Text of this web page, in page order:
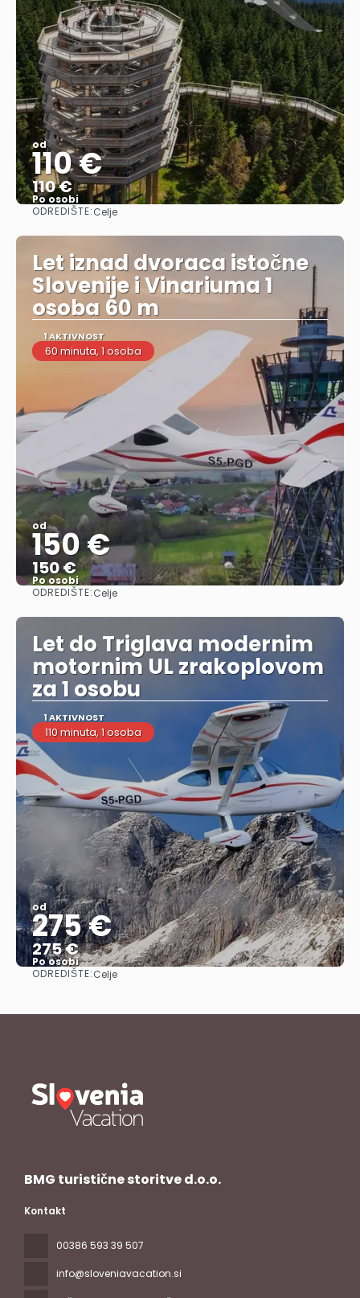
od
110 €
110 €
Po osobi
ODREDIŠTE:Celje
Let iznad dvoraca istočne
Slovenije i Vinariuma 1
osoba 60 m
1 AKTIVNOST
60 minuta, 1 osoba
od
150 €
150 €
Po osobi
ODREDIŠTE:Celje
Let do Triglava modernim
motornim UL zrakoplovom
za 1 osobu
1 AKTIVNOST
110 minuta, 1 osoba
od
275 €
275 €
Po osobi
ODREDIŠTE:Celje
BMG turistične storitve d.o.o.
Kontakt
00386 593 39 507
info@sloveniavacation.si